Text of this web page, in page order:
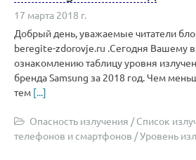
17 марта 2018 г.
Добрый день, уважаемые читатели
beregite-zdorovje.ru .Сегодня Вашему
ознакомлению таблицу уровня
бренда Samsung за 2018 год. Чем
тем [...]
Опасность излучения /Список
телефонов и смартфонов /Уровень